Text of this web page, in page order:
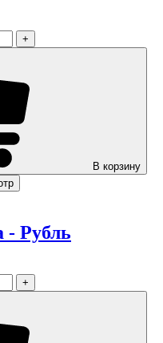
+
В корзину
- Рубль
+